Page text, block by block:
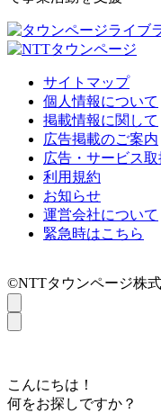
サイトマップ
個人情報について
掲載情報に関して
広告掲載のご案内
広告・サービス
利用規約
お知らせ
運営会社について
緊急時はこちら
©NTTタウンページ株式
こんにちは！
何をお探しですか？